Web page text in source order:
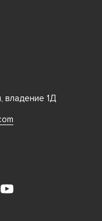
владение 1Д